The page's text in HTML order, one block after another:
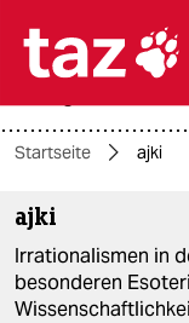

themen
politik
Startseite ajki
ajki
Irrationalismen in
besonderen